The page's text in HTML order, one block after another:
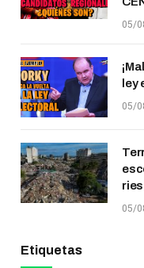
05/
ley
05/
05/
Etiquetas